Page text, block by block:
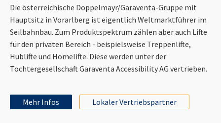
Die österreichische Doppelmayr/Garaventa-Gruppe mit
Hauptsitz in Vorarlberg ist eigentlich Weltmarktführer im
Seilbahnbau. Zum Produktspektrum zählen aber auch Lifte
für den privaten Bereich - beispielsweise Treppenlifte,
Hublifte und Homelifte. Diese werden unter der
Tochtergesellschaft Garaventa Accessibility AG vertrieben.
Mehr Infos Lokaler Vertriebspartner